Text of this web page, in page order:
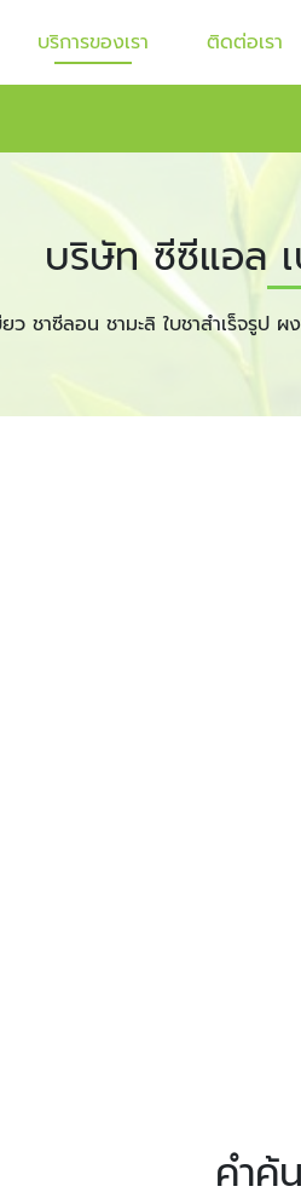
บริการของเรา ติดต่อเรา
บริษัท ซีซีแอล
ยว ชาซีลอน ชามะลิ ใบชาสำเร็จ
คำค้